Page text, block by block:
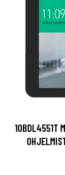
10BDL4551T